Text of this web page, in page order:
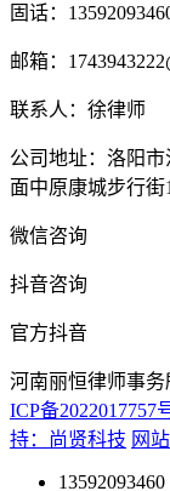
固话：
邮箱：
联系人：徐律师
公司地址：洛阳
面中原康城步行街
微信咨询
抖音咨询
官方抖音
河南丽恒律师事务
ICP备2022017757
持：尚贤科技 网
13592093460